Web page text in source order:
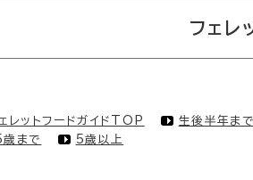
フェレ
レットフードガイドTOP 生後半年まで
まで
5歳以上